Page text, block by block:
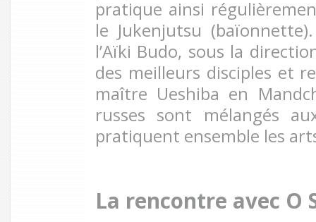
pratique ainsi
le Jukenjutsu
l’Aïki Budo, sous la
des meilleurs disciples et
maître Ueshiba en
russes sont mélangés
pratiquent ensemble les
La rencontre avec O